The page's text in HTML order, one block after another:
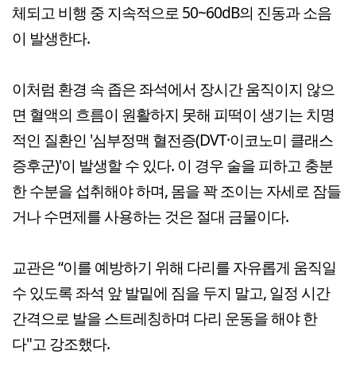
체되고 비행 중 지속적으로 50~60dB의 진동과 소음
이 발생한다.
이처럼 환경 속 좁은 좌석에서 장시간 움직이지 않으
면 혈액의 흐름이 원활하지 못해 피떡이 생기는 치명
적인 질환인 '심부정맥 혈전증(DVT·이코노미 클래스
증후군)'이 발생할 수 있다. 이 경우 술을 피하고 충분
한 수분을 섭취해야 하며, 몸을 꽉 조이는 자세로 잠들
거나 수면제를 사용하는 것은 절대 금물이다.
교관은 “이를 예방하기 위해 다리를 자유롭게 움직일
수 있도록 좌석 앞 발밑에 짐을 두지 말고, 일정 시간
간격으로 발을 스트레칭하며 다리 운동을 해야 한
다"고 강조했다.